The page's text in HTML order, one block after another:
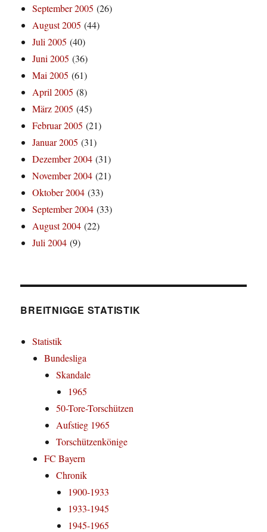
September 2005 (26)
August 2005 (44)
Juli 2005 (40)
Juni 2005 (36)
Mai 2005 (61)
April 2005 (8)
März 2005 (45)
Februar 2005 (21)
Januar 2005 (31)
Dezember 2004 (31)
November 2004 (21)
Oktober 2004 (33)
September 2004 (33)
August 2004 (22)
Juli 2004 (9)
BREITNIGGE STATISTIK
Statistik
Bundesliga
Skandale
1965
50-Tore-Torschützen
Aufstieg 1965
Torschützenkönige
FC Bayern
Chronik
1900-1933
1933-1945
1945-1965